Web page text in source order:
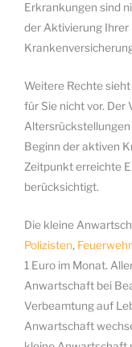
Erkrankungen sind
der Aktivierung
Weitere Rechte
für Sie nicht vor. Der
Beginn der aktiven
Zeitpunkt erreichte
berücksichtigt.
Die kleine
Polizisten,
1 Euro im Monat.
Anwartschaft bei
Verbeamtung auf
Anwartschaft